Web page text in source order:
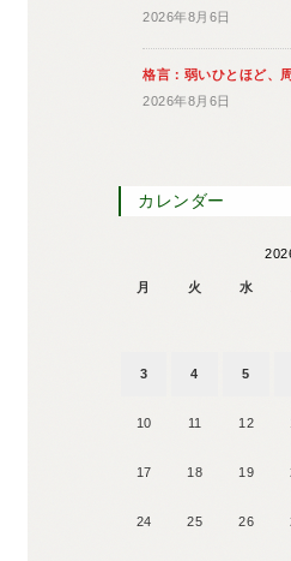
2026年8月6日
格言：弱いひとほど、
2026年8月6日
カレンダー
月 火 水
3 4 5
10 11 12
17 18 19
24 25 26